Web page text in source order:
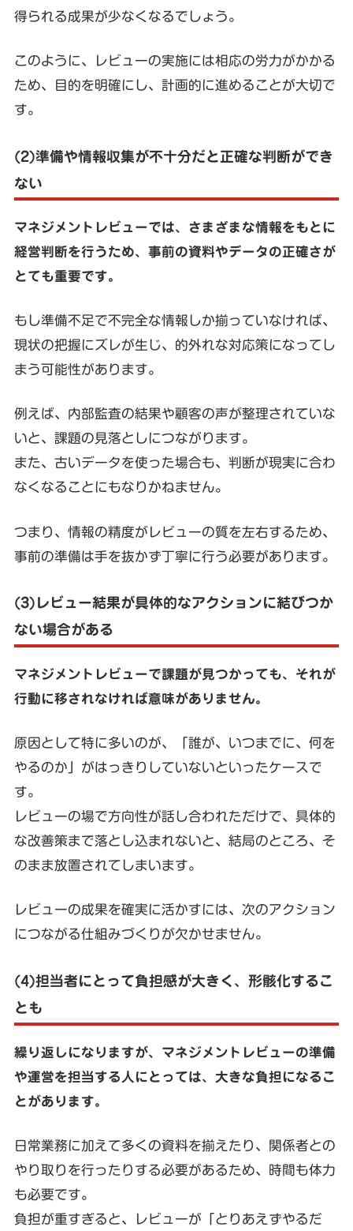
得られる成果が少なくなるでしょう。
このように、レビューの実施には相応の労力がかかる
ため、目的を明確にし、計画的に進めることが大切で
す。
(2)準備や情報収集が不十分だと正確な判断ができ
ない
マネジメントレビューでは、さまざまな情報をもとに
経営判断を行うため、事前の資料やデータの正確さが
とても重要です。
もし準備不足で不完全な情報しか揃っていなければ、
現状の把握にズレが生じ、的外れな対応策になってし
まう可能性があります。
例えば、内部監査の結果や顧客の声が整理されていな
いと、課題の見落としにつながります。
また、古いデータを使った場合も、判断が現実に合わ
なくなることにもなりかねません。
つまり、情報の精度がレビューの質を左右するため、
事前の準備は手を抜かず丁寧に行う必要があります。
(3)レビュー結果が具体的なアクションに結びつか
ない場合がある
マネジメントレビューで課題が見つかっても、それが
行動に移されなければ意味がありません。
原因として特に多いのが、「誰が、いつまでに、何を
やるのか」がはっきりしていないといったケースで
す。
レビューの場で方向性が話し合われただけで、具体的
な改善策まで落とし込まれないと、結局のところ、そ
のまま放置されてしまいます。
レビューの成果を確実に活かすには、次のアクション
につながる仕組みづくりが欠かせません。
(4)担当者にとって負担感が大きく、形骸化するこ
とも
繰り返しになりますが、マネジメントレビューの準備
や運営を担当する人にとっては、大きな負担になるこ
とがあります。
日常業務に加えて多くの資料を揃えたり、関係者との
やり取りを行ったりする必要があるため、時間も体力
も必要です。
負担が重すぎると、レビューが「とりあえずやるだ